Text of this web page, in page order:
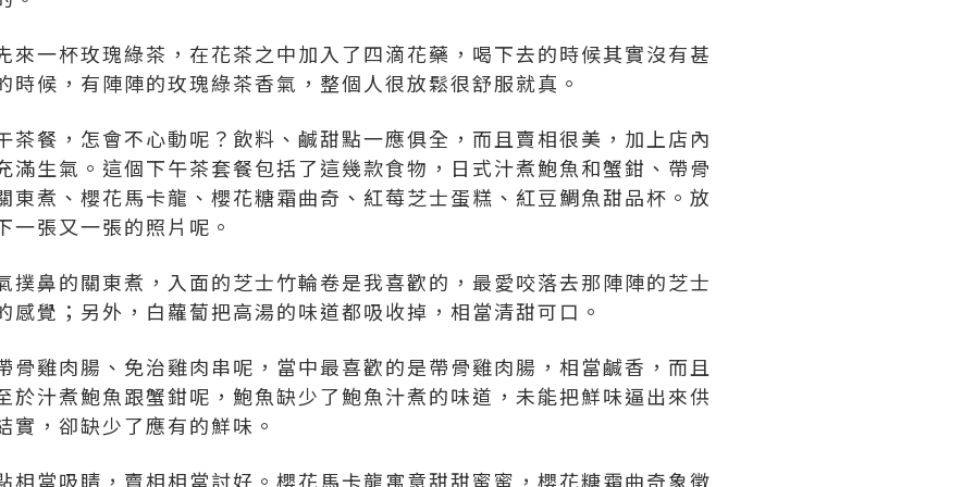
來一杯玫瑰綠茶，在花茶之中加入了四滴花藥，喝下去的時候其實沒有甚
時候，有陣陣的玫瑰綠茶香氣，整個人很放鬆很舒服就真。
茶餐，怎會不心動呢？飲料、鹹甜點一應俱全，而且賣相很美，加上店內
滿生氣。這個下午茶套餐包括了這幾款食物，日式汁煮鮑魚和蟹鉗、帶骨
東煮、櫻花馬卡龍、櫻花糖霜曲奇、紅莓芝士蛋糕、紅豆鯛魚甜品杯。放
一張又一張的照片呢。
撲鼻的關東煮，入面的芝士竹輪卷是我喜歡的，最愛咬落去那陣陣的芝士
感覺；另外，白蘿蔔把高湯的味道都吸收掉，相當清甜可口。
骨雞肉腸、免治雞肉串呢，當中最喜歡的是帶骨雞肉腸，相當鹹香，而且
於汁煮鮑魚跟蟹鉗呢，鮑魚缺少了鮑魚汁煮的味道，未能把鮮味逼出來供
實，卻缺少了應有的鮮味。
相當吸睛，賣相相當討好。櫻花馬卡龍寓意甜甜蜜蜜，櫻花糖霜曲奇象徵